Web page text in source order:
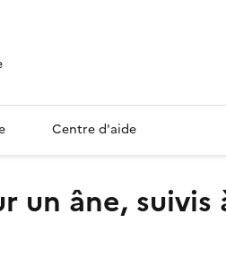
Centre d'aide